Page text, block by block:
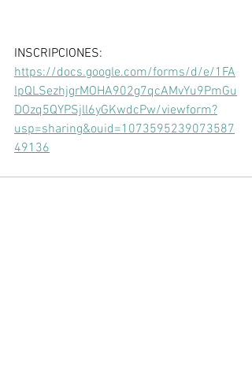
INSCRIPCIONES:
https://docs.google.com/forms/d/e/1FA
IpQLSezhjgrMOHA902g7qcAMvYu9PmGu
DOzq5QYPSjll6yGKwdcPw/viewform?
usp=sharing&ouid=1073595239073587
49136